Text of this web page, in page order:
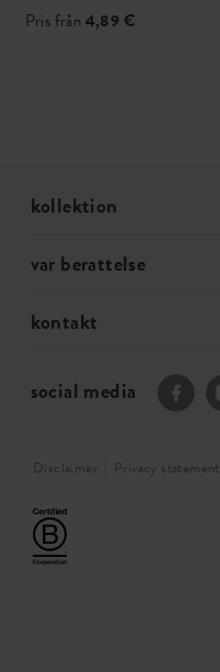
Pris från 4,89 €
kollektion
var berattelse
kontakt
social media
Disclaimer Privacy statement